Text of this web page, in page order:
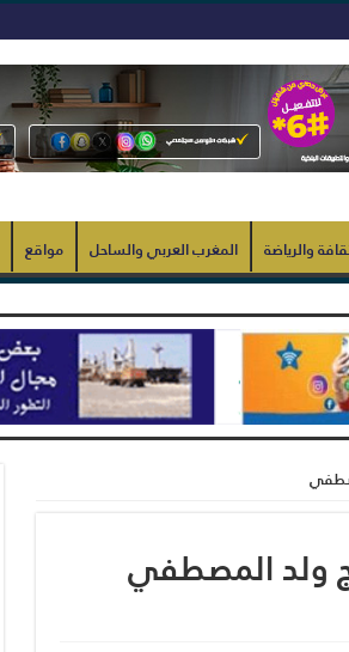
والرياضة المغرب العربي والساحل مواقع
ولد المصطفي